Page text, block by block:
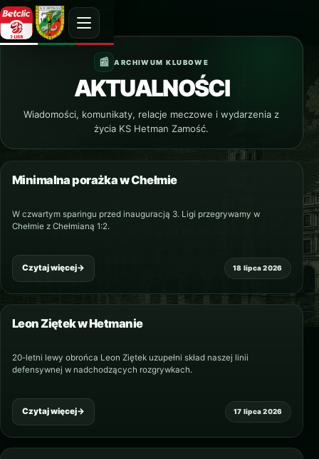
ARCHIWUM KLUBOWE
AKTUALNOŚCI
Wiadomości, komunikaty, relacje meczowe i wydarzenia z
życia KS Hetman Zamość.
NAJNOWSZY
18 lipca 2026
Minimalna porażka w Chełmie
W czwartym sparingu przed inauguracją 3. Ligi przegrywamy w
Chełmie z Chełmianą 1:2.
Czytaj więcej→
17 lipca 2026
Leon Ziętek w Hetmanie
20-letni lewy obrońca Leon Ziętek uzupełni skład naszej linii
defensywnej w nadchodzących rozgrywkach.
Czytaj więcej→